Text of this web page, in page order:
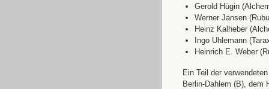
Gerold Hügin
Werner Jansen
Heinz Kalheber
Ingo Uhlemann
Heinrich E. Weber
Ein Teil der
Berlin-Dahlem (B), dem